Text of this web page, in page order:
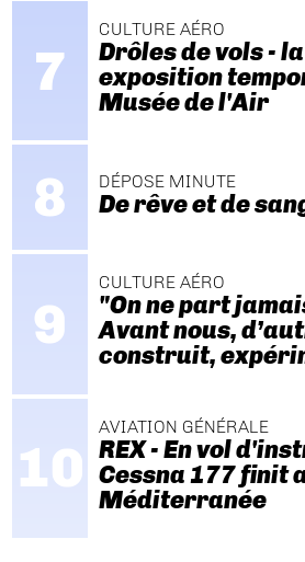
CULTURE AÉRO
Drôles de vols -
exposition
Musée de l'Air
DÉPOSE MINUTE
De rêve et de
CULTURE AÉRO
"On ne part
Avant nous,
construit,
AVIATION GÉNÉRALE
REX - En vol
Cessna 177 finit
Méditerranée